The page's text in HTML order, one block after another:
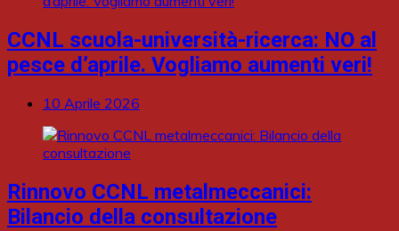
CCNL scuola-università-ricerca: NO al
pesce d’aprile. Vogliamo aumenti veri!
10 Aprile 2026
Rinnovo CCNL metalmeccanici:
Bilancio della consultazione